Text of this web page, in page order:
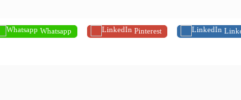
Whatsapp Pinterest